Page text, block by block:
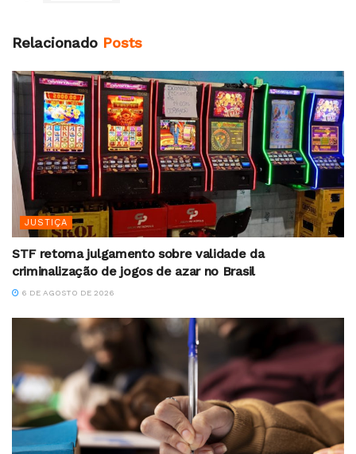
Relacionado Posts
JUSTIÇA
STF retoma julgamento sobre validade da
criminalização de jogos de azar no Brasil
6 DE AGOSTO DE 2026